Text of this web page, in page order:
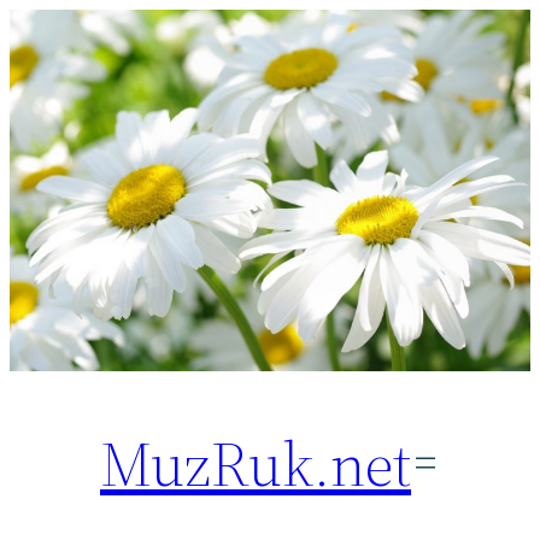
Перейти
к
содержимому
MuzRuk.net